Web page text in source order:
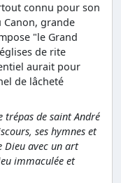
connu pour son
grande
"le Grand
de rite
aurait pour
de lâcheté
trépas de saint André
ses hymnes et
Dieu avec un art
immaculée et